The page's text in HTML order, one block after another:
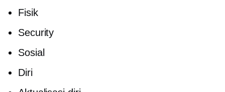
Fisik
Security
Sosial
Diri